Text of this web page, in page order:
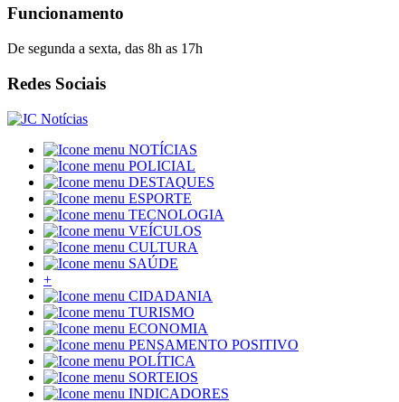
Funcionamento
De segunda a sexta, das 8h as 17h
Redes Sociais
NOTÍCIAS
POLICIAL
DESTAQUES
ESPORTE
TECNOLOGIA
VEÍCULOS
CULTURA
SAÚDE
+
CIDADANIA
TURISMO
ECONOMIA
PENSAMENTO POSITIVO
POLÍTICA
SORTEIOS
INDICADORES